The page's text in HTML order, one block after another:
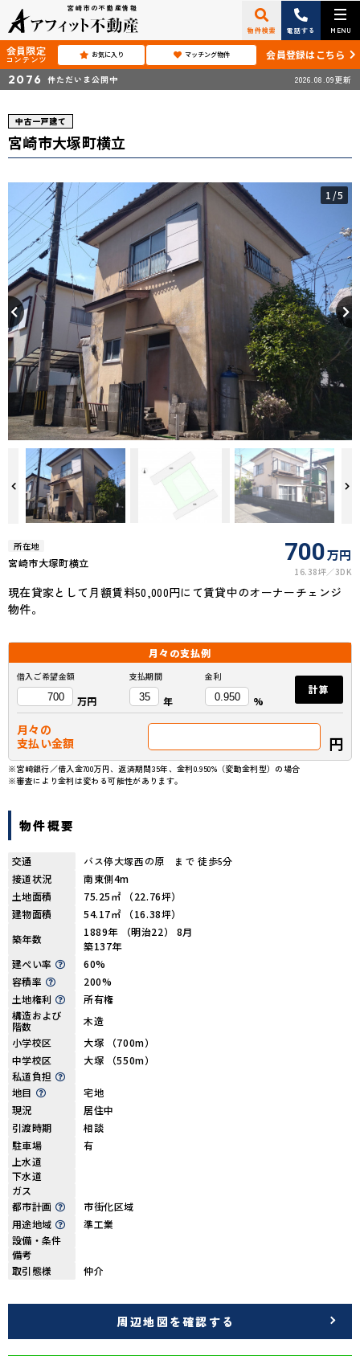
宮崎市の不動産情報
物件検索 電話する MENU
会員限定
コンテンツ お気に入り マッチング物件 会員登録はこちら
2076 件ただいま公開中 2026.08.09更新
中古一戸建て
宮崎市大塚町横立
1 /5
所在地
宮崎市大塚町横立 700万円
16.38坪 3DK
現在貸家として月額賃料50,000円にて賃貸中のオーナーチェンジ
物件。
月々の支払例
借入ご希望金額
万円
支払期間
年
金利
%
計算
月々の
支払い金額
円
※宮崎銀行／借入金700万円、返済期間35年、金利0.950%（変動金利型）の場合
※審査により金利は変わる可能性があります。
物件概要
交通
バス停大塚西の原 まで 徒歩5分
接道状況
南東側4m
土地面積
75.25㎡ （22.76坪）
建物面積
54.17㎡ （16.38坪）
築年数
1889年 （明治22） 8月
築137年
建ぺい率
60%
容積率
200%
土地権利
所有権
構造および
階数
木造
小学校区
大塚 （700m）
中学校区
大塚 （550m）
私道負担
地目
宅地
現況
居住中
引渡時期
相談
駐車場
有
上水道
下水道
ガス
都市計画
市街化区域
用途地域
準工業
設備・条件
備考
取引態様
仲介
周辺地図を確認する